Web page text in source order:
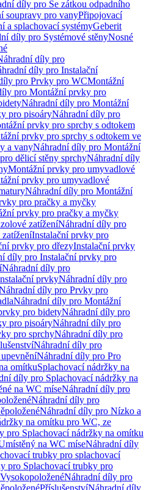
díly pro Se zátkou odpadního
soupravy pro vanyPřipojovací
a splachovací systémyGeberit
díly pro Systémové stěnyNosné
díly pro
díly pro Instalační
pro Prvky pro WCMontážní
pro Montážní prvky pro
Náhradní díly pro Montážní
pro pisoáryNáhradní díly pro
prvky pro sprchy s odtokem
prvky pro sprchy s odtokem ve
a vanyNáhradní díly pro Montážní
dělicí stěny sprchyNáhradní díly
Montážní prvky pro umyvadlové
prvky pro umyvadlové
Náhradní díly pro Montážní
pro pračky a myčky
prvky pro pračky a myčky
zatíženíNáhradní díly pro
Instalační prvky pro
prvky pro dřezyInstalační prvky
díly pro Instalační prvky pro
Náhradní díly pro
prvkyNáhradní díly pro
díly pro Prvky pro
Náhradní díly pro Montážní
pro bidetyNáhradní díly pro
pro pisoáryNáhradní díly pro
pro sprchyNáhradní díly pro
Náhradní díly pro
Náhradní díly pro Pro
omítkuSplachovací nádržky na
díly pro Splachovací nádržky na
na WC míseNáhradní díly pro
Náhradní díly pro
Náhradní díly pro Nízko a
na omítku pro WC, ze
pro Splachovací nádržky na omítku
na WC míseNáhradní díly
trubky pro splachovací
pro Splachovací trubky pro
VysokopoloženéNáhradní díly pro
PříslušenstvíNáhradní díly